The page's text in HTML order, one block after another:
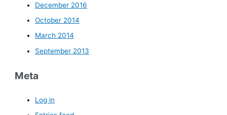
December 2016
October 2014
March 2014
September 2013
Meta
Log in